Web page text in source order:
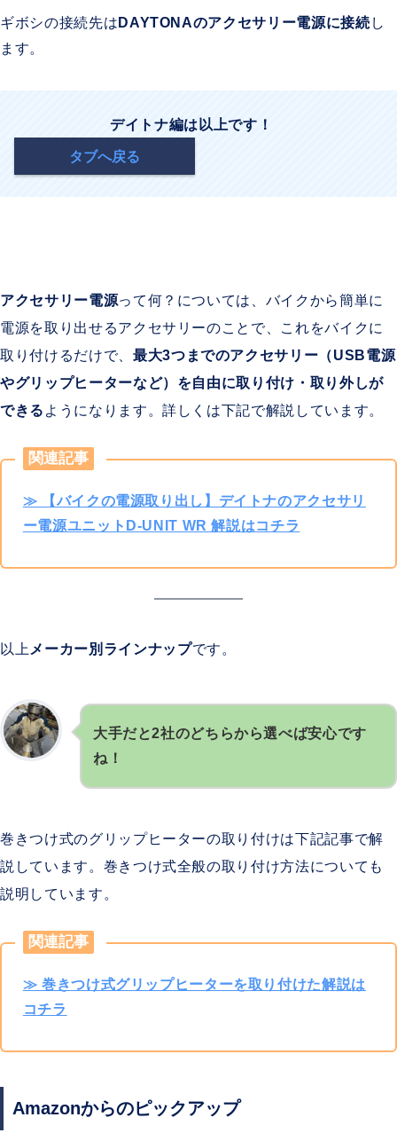
ギボシの接続先はDAYTONAのアクセサリー電源に接続 し
ます。
デイトナ編は以上です！
タブへ戻る
アクセサリー電源って何？については、バイクから簡単に
電源を取り出せるアクセサリーのことで、これをバイクに
取り付けるだけで、 最大3つまでのアクセサリー（USB電源
やグリップヒーターなど）を自由に取り付け・取り外しが
できる ようになります。詳しくは下記で解説しています。
関連記事
≫ 【バイクの電源取り出し】デイトナのアクセサリ
ー電源ユニットD-UNIT WR 解説はコチラ
以上 メーカー別ラインナップです。
大手だと2社のどちらから選べば安心です
ね！
巻きつけ式のグリップヒーターの取り付けは下記記事で解
説しています。巻きつけ式全般の取り付け方法についても
説明しています。
関連記事
≫ 巻きつけ式グリップヒーターを取り付けた解説は
コチラ
Amazonからのピックアップ